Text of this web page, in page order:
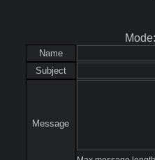
Name
Subject
Message